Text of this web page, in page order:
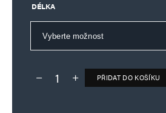
DÉLKA
Deník TO – verze bez reklam množství
PŘIDAT DO KOŠÍKU